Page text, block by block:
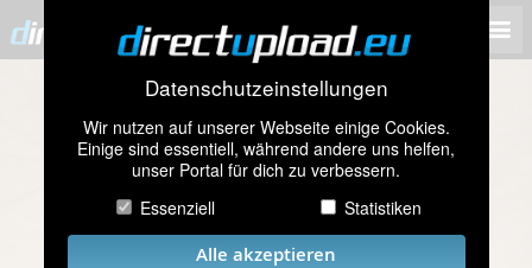
Datenschutzeinstellungen
Wir nutzen auf unserer Webseite einige Cookies.
Einige sind essentiell, während andere uns helfen,
unser Portal für dich zu verbessern.
Essenziell
Statistiken
Alle akzeptieren